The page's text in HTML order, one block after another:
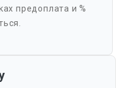
предоплата и %